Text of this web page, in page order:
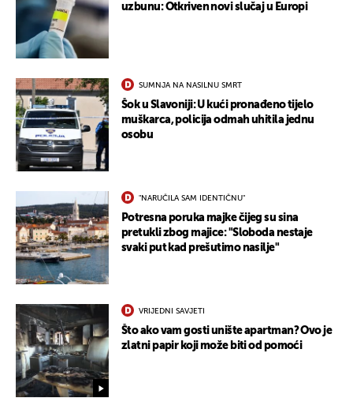
uzbunu: Otkriven novi slučaj u Europi
SUMNJA NA NASILNU SMRT
Šok u Slavoniji: U kući pronađeno tijelo
muškarca, policija odmah uhitila jednu
osobu
"NARUČILA SAM IDENTIČNU"
Potresna poruka majke čijeg su sina
pretukli zbog majice: "Sloboda nestaje
svaki put kad prešutimo nasilje"
VRIJEDNI SAVJETI
Što ako vam gosti unište apartman? Ovo je
zlatni papir koji može biti od pomoći